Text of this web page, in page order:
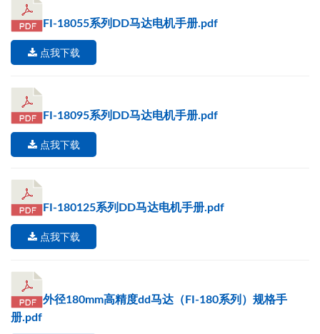
FI-18055系列DD马达电机手册.pdf
点我下载
FI-18095系列DD马达电机手册.pdf
点我下载
FI-180125系列DD马达电机手册.pdf
点我下载
外径180mm高精度dd马达（FI-180系列）规格手
册.pdf